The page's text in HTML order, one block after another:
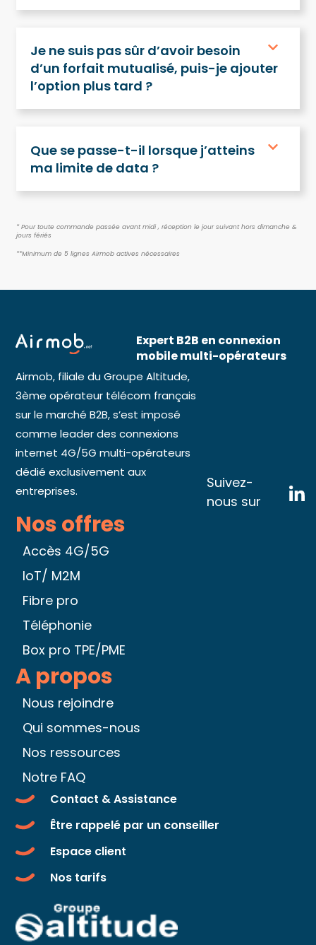
Je ne suis pas sûr d’avoir besoin
d’un forfait mutualisé, puis-je ajouter
l’option plus tard ?
Que se passe-t-il lorsque j’atteins
ma limite de data ?
* Pour toute commande passée avant midi , réception le jour suivant hors dimanche &
jours fériés
**Minimum de 5 lignes Airmob actives nécessaires
Expert B2B en connexion
mobile multi-opérateurs
Airmob, filiale du Groupe Altitude,
3ème opérateur télécom français
sur le marché B2B, s’est imposé
comme leader des connexions
internet 4G/5G multi-opérateurs
dédié exclusivement aux
entreprises.
Suivez-
nous sur
A propos
Nous rejoindre
Qui sommes-nous
Nos ressources
Notre FAQ
Nos offres
Accès 4G/5G
IoT/ M2M
Fibre pro
Téléphonie
Box pro TPE/PME
Contact & Assistance
Être rappelé par un conseiller
Espace client
Nos tarifs